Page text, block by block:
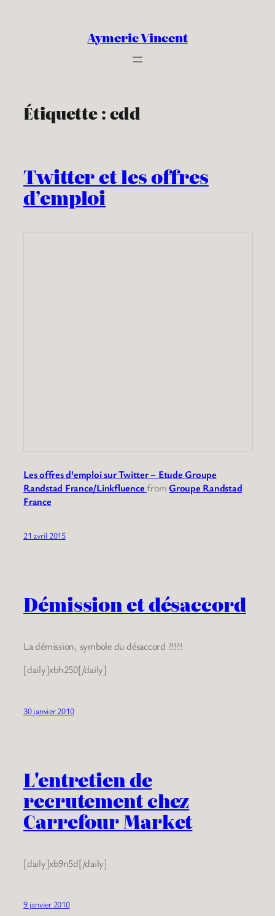
Aymeric Vincent
Étiquette :cdd
Twitter et les offres
d’emploi
Les offres d'emploi sur Twitter – Etude Groupe
Randstad France/LinkfluencefromGroupe Randstad
France
21 avril 2015
Démission et désaccord
La démission, symbole du désaccord ?!!?!
[daily]xbh250[/daily]
30 janvier 2010
L'entretien de
recrutement chez
Carrefour Market
[daily]xb9n5d[/daily]
9 janvier 2010